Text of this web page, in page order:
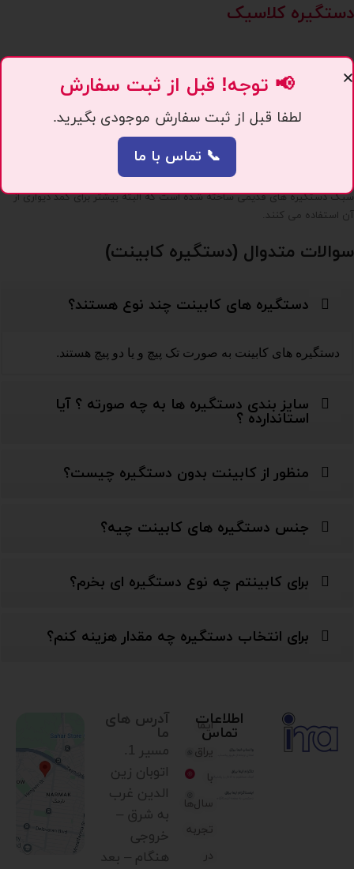
دستگیره کلاسیک
این محصول شکلی دیگر از دستگیره است که از فلز برنز و ترکیبی کلاسیک و در
سبک دستگیره های قدیمی ساخته شده است که البته بیشتر برای کمد دیواری از
آن استفاده می کنند.
سوالات متدوال (دستگیره کابینت)
دستگیره های کابینت چند نوع هستند؟
دستگیره های کابینت به صورت تک پیچ و یا دو پیچ هستند.
سایز بندی دستگیره ها به چه صورته ؟ آیا
استاندارده ؟
منظور از کابینت بدون دستگیره چیست؟
جنس دستگیره های کابینت چیه؟
برای کابینتم چه نوع دستگیره ای بخرم؟
برای انتخاب دستگیره چه مقدار هزینه کنم؟
ایما
یراق،
با
سال‌ها
تجربه
در
اطلاعات
تماس
آدرس های
ما
مسیر 1.
اتوبان زین
الدین غرب
به شرق –
خروجی
هنگام – بعد
📢 توجه! قبل از ثبت سفارش
لطفا قبل از ثبت سفارش موجودی بگیرید.
📞 تماس با ما